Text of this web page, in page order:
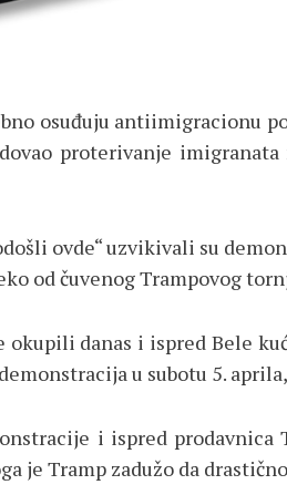
osuđuju antiimigracionu
proterivanje
ovde“ uzvikivali su
od čuvenog Trampovog
okupili danas i ispred Bele
u subotu 5.
i ispred
je Tramp zadužo da